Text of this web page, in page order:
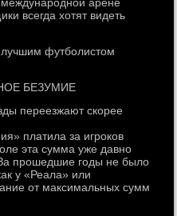
всегда хотят видеть
лучшим футболистом
БЕЗУМИЕ
переезжают скорее
платила за игроков
эта сумма уже давно
прошедшие годы не было
у «Реала» или
от максимальных сумм